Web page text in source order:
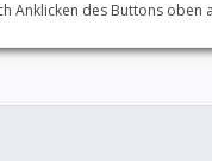
Anklicken des Buttons oben